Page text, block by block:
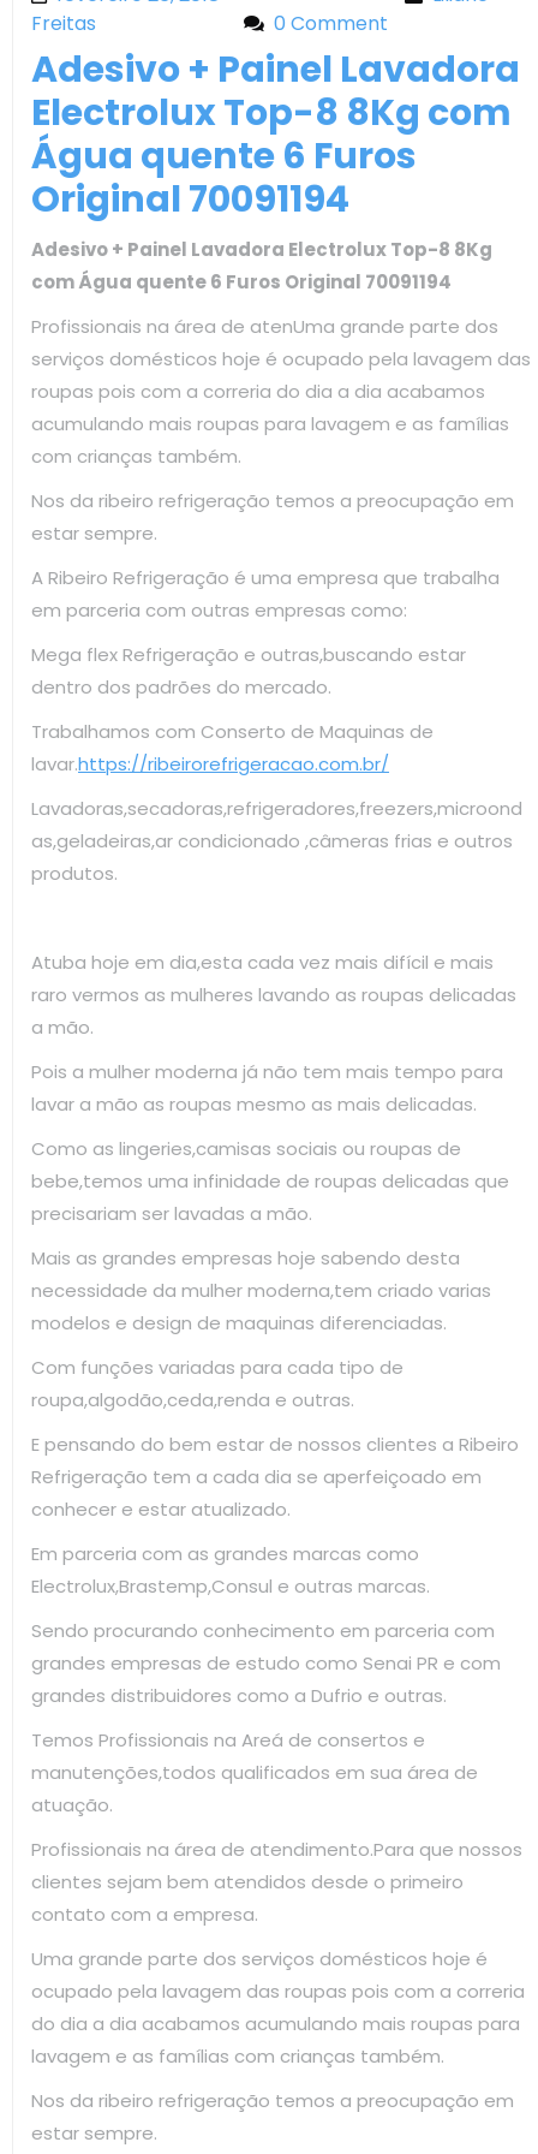
Freitas
0 Comment
Adesivo + Painel Lavadora
Electrolux Top-8 8Kg com
Água quente 6 Furos
Original 70091194
Adesivo + Painel Lavadora Electrolux Top-8 8Kg
com Água quente 6 Furos Original 70091194
Profissionais na área de atenUma grande parte dos
serviços domésticos hoje é ocupado pela lavagem das
roupas pois com a correria do dia a dia acabamos
acumulando mais roupas para lavagem e as famílias
com crianças também.
Nos da ribeiro refrigeração temos a preocupação em
estar sempre.
A Ribeiro Refrigeração é uma empresa que trabalha
em parceria com outras empresas como:
Mega flex Refrigeração e outras,buscando estar
dentro dos padrões do mercado.
Trabalhamos com Conserto de Maquinas de
lavar.https://ribeirorefrigeracao.com.br/
Lavadoras,secadoras,refrigeradores,freezers,microond
as,geladeiras,ar condicionado ,câmeras frias e outros
produtos.
Atuba hoje em dia,esta cada vez mais difícil e mais
raro vermos as mulheres lavando as roupas delicadas
a mão.
Pois a mulher moderna já não tem mais tempo para
lavar a mão as roupas mesmo as mais delicadas.
Como as lingeries,camisas sociais ou roupas de
bebe,temos uma infinidade de roupas delicadas que
precisariam ser lavadas a mão.
Mais as grandes empresas hoje sabendo desta
necessidade da mulher moderna,tem criado varias
modelos e design de maquinas diferenciadas.
Com funções variadas para cada tipo de
roupa,algodão,ceda,renda e outras.
E pensando do bem estar de nossos clientes a Ribeiro
Refrigeração tem a cada dia se aperfeiçoado em
conhecer e estar atualizado.
Em parceria com as grandes marcas como
Electrolux,Brastemp,Consul e outras marcas.
Sendo procurando conhecimento em parceria com
grandes empresas de estudo como Senai PR e com
grandes distribuidores como a Dufrio e outras.
Temos Profissionais na Areá de consertos e
manutenções,todos qualificados em sua área de
atuação.
Profissionais na área de atendimento.Para que nossos
clientes sejam bem atendidos desde o primeiro
contato com a empresa.
Uma grande parte dos serviços domésticos hoje é
ocupado pela lavagem das roupas pois com a correria
do dia a dia acabamos acumulando mais roupas para
lavagem e as famílias com crianças também.
Nos da ribeiro refrigeração temos a preocupação em
estar sempre.